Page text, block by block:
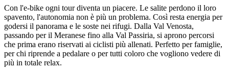
Con l'e-bike ogni tour diventa un piacere. Le salite perdono il loro
spavento, l'autonomia non è più un problema. Così resta energia per
godersi il panorama e le soste nei rifugi. Dalla Val Venosta,
passando per il Meranese fino alla Val Passiria, si aprono percorsi
che prima erano riservati ai ciclisti più allenati. Perfetto per famiglie,
per chi riprende a pedalare o per tutti coloro che vogliono vedere di
più in totale relax.